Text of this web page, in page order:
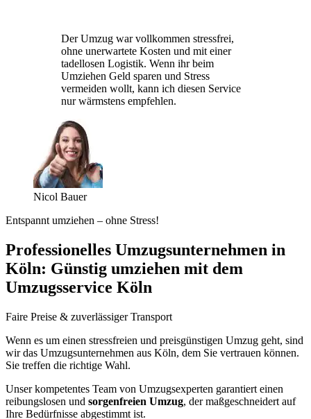
Der Umzug war vollkommen stressfrei,
ohne unerwartete Kosten und mit einer
tadellosen Logistik. Wenn ihr beim
Umziehen Geld sparen und Stress
vermeiden wollt, kann ich diesen Service
nur wärmstens empfehlen.
Nicol Bauer
Entspannt umziehen – ohne Stress!
Professionelles Umzugsunternehmen in
Köln: Günstig umziehen mit dem
Umzugsservice Köln
Faire Preise & zuverlässiger Transport
Wenn es um einen stressfreien und preisgünstigen Umzug geht, sind
wir das Umzugsunternehmen aus Köln, dem Sie vertrauen können.
Sie treffen die richtige Wahl.
Unser kompetentes Team von Umzugsexperten garantiert einen
reibungslosen und sorgenfreien Umzug, der maßgeschneidert auf
Ihre Bedürfnisse abgestimmt ist.